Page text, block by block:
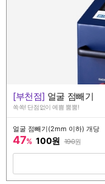
[부천점] 얼굴 점빼기
쏙쏙! 단점없이 예쁨 뿜뿜!
얼굴 점빼기(2mm 이하) 개당
47% 100원 190원